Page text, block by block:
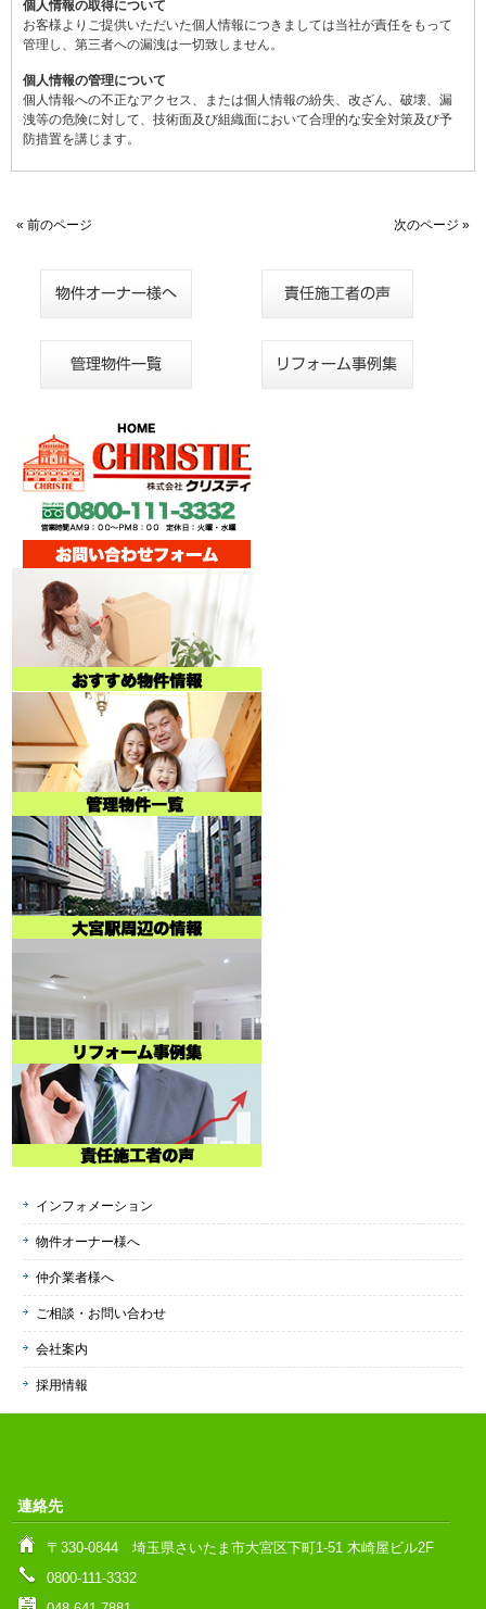
個人情報の取得について
お客様よりご提供いただいた個人情報につきましては当社が責任をもって
管理し、第三者への漏洩は一切致しません。
個人情報の管理について
個人情報への不正なアクセス、または個人情報の紛失、改ざん、破壊、漏
洩等の危険に対して、技術面及び組織面において合理的な安全対策及び予
防措置を講じます。
« 前のページ 次のページ »
インフォメーション
物件オーナー様へ
仲介業者様へ
ご相談・お問い合わせ
会社案内
採用情報
連絡先
〒330-0844 埼玉県さいたま市大宮区下町1-51 木崎屋ビル2F
0800-111-3332